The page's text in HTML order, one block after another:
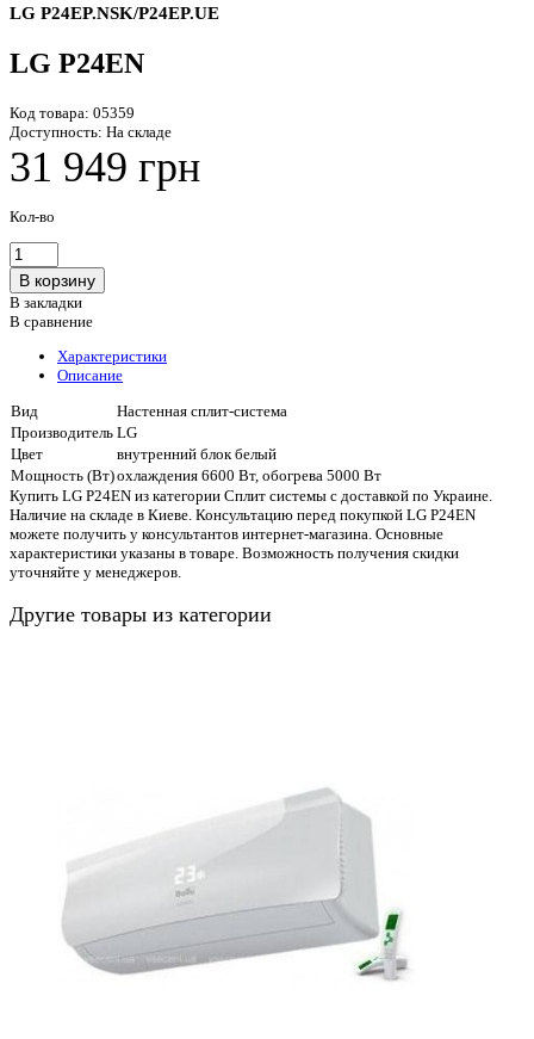
LG P24EP.NSK/P24EP.UE
LG P24EN
Код товара: 05359
Доступность: На складе
31 949 грн
Кол-во
В закладки
В сравнение
Характеристики
Описание
Вид
Настенная сплит-система
Производитель LG
Цвет
внутренний блок белый
Мощность (Вт)охлаждения 6600 Вт, обогрева 5000 Вт
Купить LG P24EN из категории Сплит системы с доставкой по Украине.
Наличие на складе в Киеве. Консультацию перед покупкой LG P24EN
можете получить у консультантов интернет-магазина. Основные
характеристики указаны в товаре. Возможность получения скидки
уточняйте у менеджеров.
Другие товары из категории